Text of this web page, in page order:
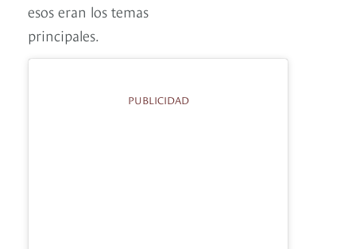
esos eran los temas
principales.
PUBLICIDAD